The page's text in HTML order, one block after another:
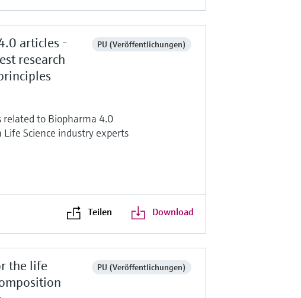
articles -
research
PU (Veröffentlichungen)
related to Biopharma 4.0
Science industry experts
Teilen Download
the life
PU (Veröffentlichungen)